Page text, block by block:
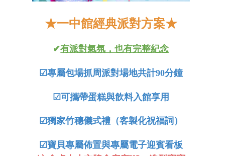
★一中館經典派對方案★
✔有派對氣氛，也有完整紀念
☑專屬包場抓周派對場地共計90分鐘
☑可攜帶蛋糕與飲料入館享用
☑獨家竹穗儀式禮（客製化祝福詞）
☑寶貝專屬佈置與專屬電子迎賓看板